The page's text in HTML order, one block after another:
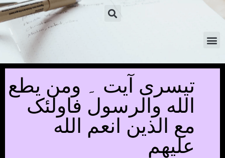
تیسری آیت ۔ ومن یطع
الله والرسول فاولئک
مع الذین انعم الله
علیهم